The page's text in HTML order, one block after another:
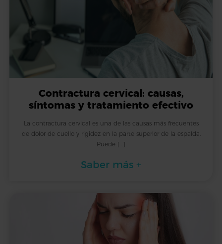
Contractura cervical: causas,
síntomas y tratamiento efectivo
La contractura cervical es una de las causas más frecuentes
de dolor de cuello y rigidez en la parte superior de la espalda.
Puede […]
Saber más +